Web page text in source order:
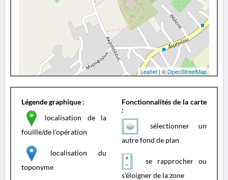
Leaflet | ©OpenStreetMap
Légende graphique :
localisation de la
fouille/de l'opération
localisation du
toponyme
Fonctionnalités de la carte
:
sélectionner un
autre fond de plan
se rapprocher ou
s'éloigner de la zone